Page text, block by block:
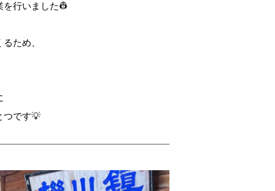
を行いました👷
ため、
つです💡